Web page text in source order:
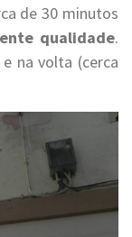
de 30 minutos
qualidade.
na volta (cerca